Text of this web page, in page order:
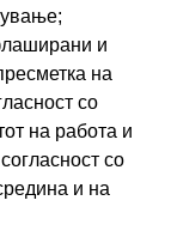
и
на
со
на работа и
со
и на